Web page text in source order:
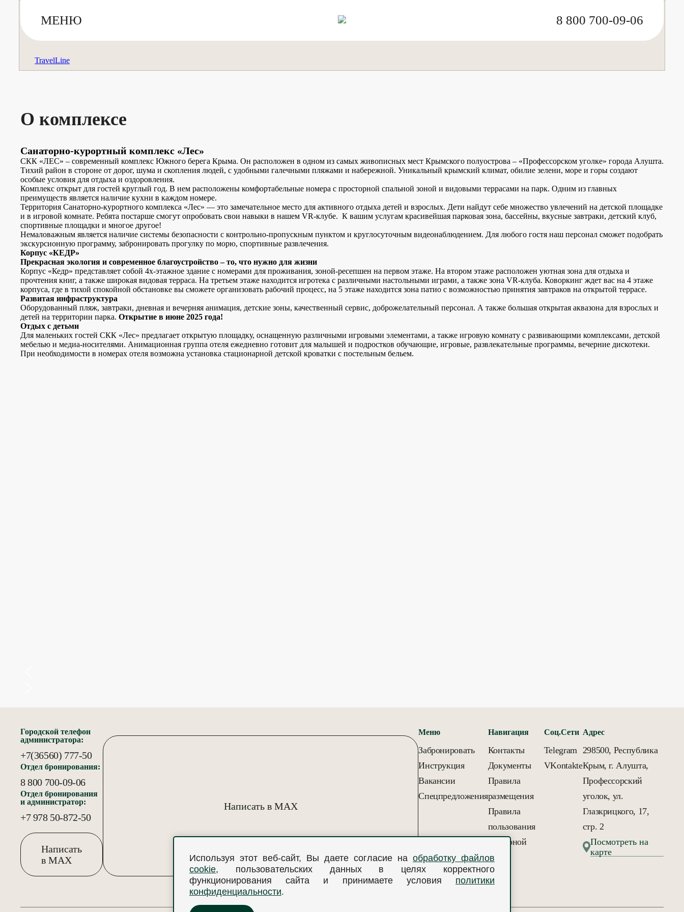
МЕНЮ 8 800 700-09-06
TravelLine
О комплексе
Санаторно-курортный комплекс «Лес»
СКК «ЛЕС» – современный комплекс Южного берега Крыма. Он расположен в одном из самых живописных мест Крымского полуострова – «Профессорском уголке» города Алушта.
Тихий район в стороне от дорог, шума и скопления людей, с удобными галечными пляжами и набережной. Уникальный крымский климат, обилие зелени, море и горы создают
особые условия для отдыха и оздоровления.
Комплекс открыт для гостей круглый год. В нем расположены комфортабельные номера с просторной спальной зоной и видовыми террасами на парк. Одним из главных
преимуществ является наличие кухни в каждом номере.
Территория Санаторно-курортного комплекса «Лес» — это замечательное место для активного отдыха детей и взрослых. Дети найдут себе множество увлечений на детской площадке
и в игровой комнате. Ребята постарше смогут опробовать свои навыки в нашем VR-клубе. К вашим услугам красивейшая парковая зона, бассейны, вкусные завтраки, детский клуб,
спортивные площадки и многое другое!
Немаловажным является наличие системы безопасности с контрольно-пропускным пунктом и круглосуточным видеонаблюдением. Для любого гостя наш персонал сможет подобрать
экскурсионную программу, забронировать прогулку по морю, спортивные развлечения.
Корпус «КЕДР»
Прекрасная экология и современное благоустройство – то, что нужно для жизни
Корпус «Кедр» представляет собой 4х-этажное здание с номерами для проживания, зоной-ресепшен на первом этаже. На втором этаже расположен уютная зона для отдыха и
прочтения книг, а также широкая видовая терраса. На третьем этаже находится игротека с различными настольными играми, а также зона VR-клуба. Коворкинг ждет вас на 4 этаже
корпуса, где в тихой спокойной обстановке вы сможете организовать рабочий процесс, на 5 этаже находится зона патио с возможностью принятия завтраков на открытой террасе.
Развитая инфраструктура
Оборудованный пляж, завтраки, дневная и вечерняя анимация, детские зоны, качественный сервис, доброжелательный персонал. А также большая открытая аквазона для взрослых и
детей на территории парка. Открытие в июне 2025 года!
Отдых с детьми
Для маленьких гостей СКК «Лес» предлагает открытую площадку, оснащенную различными игровыми элементами, а также игровую комнату с развивающими комплексами, детской
мебелью и медиа-носителями. Анимационная группа отеля ежедневно готовит для малышей и подростков обучающие, игровые, развлекательные программы, вечерние дискотеки.
При необходимости в номерах отеля возможна установка стационарной детской кроватки с постельным бельем.
Городской телефон
администратора:
+7(36560) 777-50
Отдел бронирования:
8 800 700-09-06
Отдел бронирования
и администратор:
+7 978 50-872-50
Написать
в MAX
Написать в MAX
Меню
Забронировать
Инструкция
Вакансии
Спецпредложения
Навигация
Контакты
Документы
Правила
размещения
Правила
пользования
аквазоной
Соц.Сети
Telegram
VKontakte
Адрес
298500, Республика
Крым, г. Алушта,
Профессорский
уголок, ул.
Глазкрицкого, 17,
стр. 2
Посмотреть на
карте
Используя этот веб-сайт, Вы даете согласие на обработку файлов
cookie, пользовательских данных в целях корректного
функционирования сайта и принимаете условия политики
конфиденциальности.